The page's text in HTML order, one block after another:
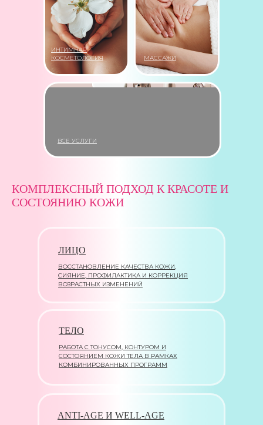
ИНТИМНАЯ
КОСМЕТОЛОГИЯ
МАССАЖИ
ВСЕ УСЛУГИ
КОМПЛЕКСНЫЙ ПОДХОД К КРАСОТЕ И
СОСТОЯНИЮ КОЖИ
ЛИЦО
ВОССТАНОВЛЕНИЕ КАЧЕСТВА КОЖИ,
СИЯНИЕ, ПРОФИЛАКТИКА И КОРРЕКЦИЯ
ВОЗРАСТНЫХ ИЗМЕНЕНИЙ
ANTI-AGE И WELL-AGE
ТЕЛО
РАБОТА С ТОНУСОМ, КОНТУРОМ И
СОСТОЯНИЕМ КОЖИ ТЕЛА В РАМКАХ
КОМБИНИРОВАННЫХ ПРОГРАММ